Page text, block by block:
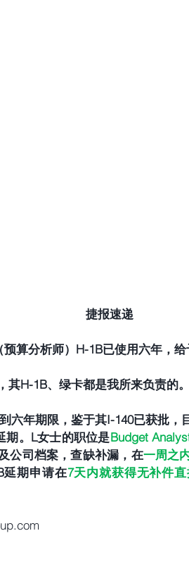
捷报速递
算分析师）H-1B已使用六年，给
，其H-1B、绿卡都是我所来负责的。
六年期限，鉴于其I-140已获批，
期。L女士的职位是Budget
公司档案，查缺补漏，在一周之
延期申请在7天内就获得无补件